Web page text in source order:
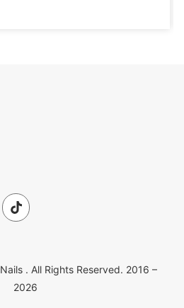
. All Rights Reserved. 2016 –
2026